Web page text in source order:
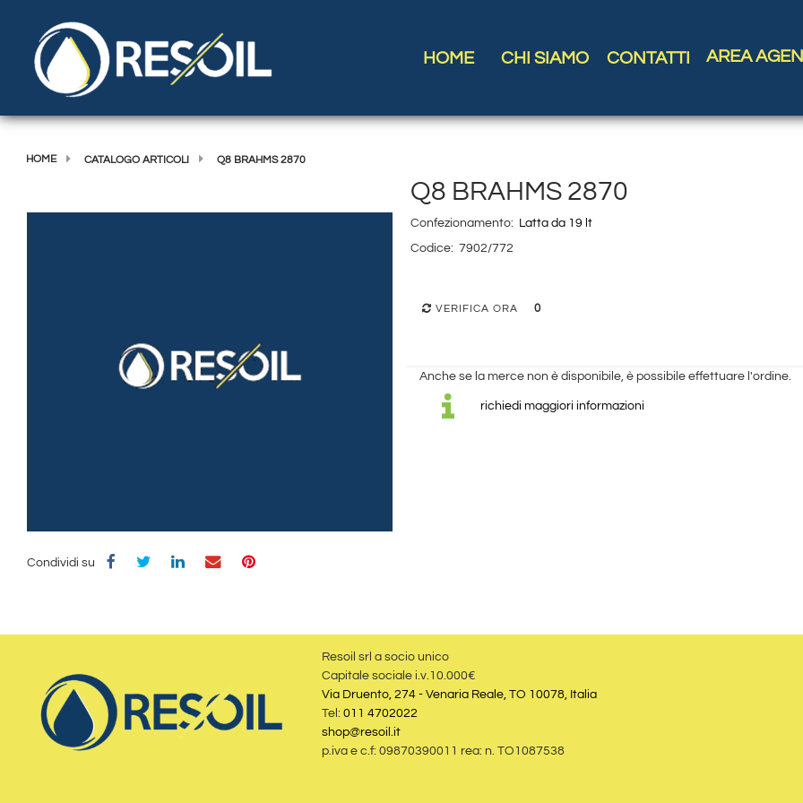
HOME CHI SIAMO CONTATTI AREA
HOME CATALOGO ARTICOLI Q8 BRAHMS 2870
Q8 BRAHMS 2870
Confezionamento:
Latta da 19 lt
Codice: 7902/772
VERIFICA ORA 0
Anche se la merce non è disponibile, è possibile effettuare l'ordine.
richiedi maggiori informazioni
Condividi su
Resoil srl a socio unico
Capitale sociale i.v.10.000€
Via Druento, 274 - Venaria Reale, TO 10078, Italia
Tel: 011 4702022
shop@resoil.it
p.iva e c.f: 09870390011 rea: n. TO1087538